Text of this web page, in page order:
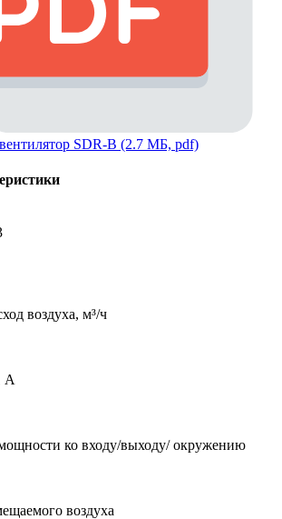
SDR-B (2.7 МБ, pdf)
воздуха, м³/ч
А
ко входу/выходу/ окружению
воздуха